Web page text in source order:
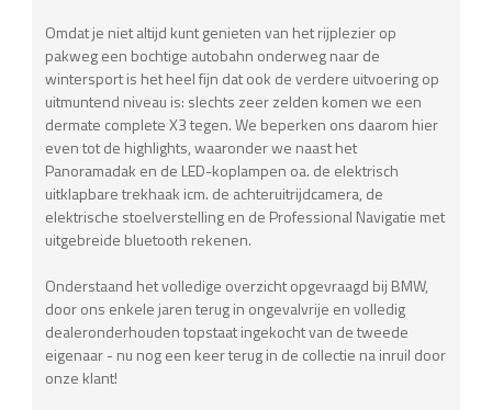
Omdat je niet altijd kunt genieten van het rijplezier op
pakweg een bochtige autobahn onderweg naar de
wintersport is het heel fijn dat ook de verdere uitvoering op
uitmuntend niveau is: slechts zeer zelden komen we een
dermate complete X3 tegen. We beperken ons daarom hier
even tot de highlights, waaronder we naast het
Panoramadak en de LED-koplampen oa. de elektrisch
uitklapbare trekhaak icm. de achteruitrijdcamera, de
elektrische stoelverstelling en de Professional Navigatie met
uitgebreide bluetooth rekenen.
Onderstaand het volledige overzicht opgevraagd bij BMW,
door ons enkele jaren terug in ongevalvrije en volledig
dealeronderhouden topstaat ingekocht van de tweede
eigenaar - nu nog een keer terug in de collectie na inruil door
onze klant!